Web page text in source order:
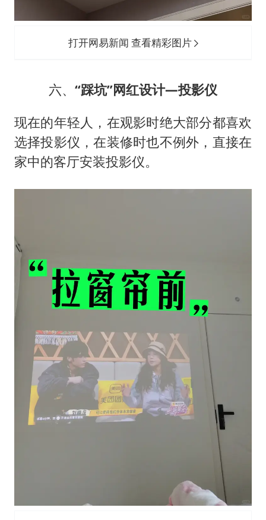
打开网易新闻 查看精彩图片
六、 “踩坑”网红设计—投影仪
现在的年轻人，在观影时绝大部分都喜欢
选择投影仪，在装修时也不例外，直接在
家中的客厅安装投影仪。